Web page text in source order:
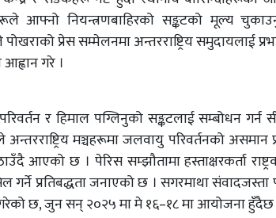
आफ्नो नियन्त्रणबाहिरको सङ्कटको मूल्य
प्रेस सम्मेलनमा अन्तरराष्ट्रिय समुदायलाई
गरे ।
र हिमाल पग्लिनुको सङ्कटलाई सम्बोधन गर्न
मञ्चहरूमा जलवायु परिवर्तनको असमान
आएको छ । पेरिस सम्झौतामा हस्ताक्षरकर्ता
गर्ने प्रतिबद्धता जनाएको छ । सगरमाथा
गरेको छ, जुन सन् २०२५ मा मे १६–१८ मा आयोजना हुँदैछ